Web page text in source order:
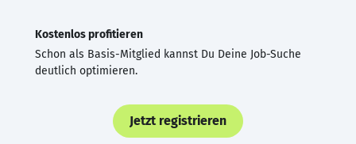
Kostenlos profitieren
Schon als Basis-Mitglied kannst Du Deine Job-Suche
deutlich optimieren.
Jetzt registrieren